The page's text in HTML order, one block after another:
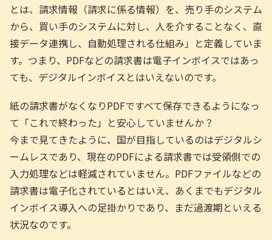
とは、請求情報（請求に係る情報）を、売り手のシステム
から、買い手のシステムに対し、人を介することなく、直
接データ連携し、自動処理される仕組み」と定義していま
す。つまり、PDFなどの請求書は電子インボイスではあっ
ても、デジタルインボイスとはいえないのです。
紙の請求書がなくなりPDFですべて保存できるようになっ
て「これで終わった」と安心していませんか？
今まで見てきたように、国が目指しているのはデジタルシ
ームレスであり、現在のPDFによる請求書では受領側での
入力処理などは軽減されていません。PDFファイルなどの
請求書は電子化されているとはいえ、あくまでもデジタル
インボイス導入への足掛かりであり、まだ過渡期といえる
状況なのです。